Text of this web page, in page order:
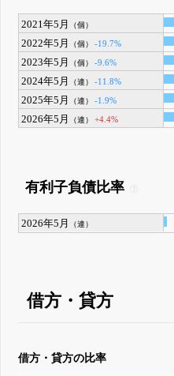
2021年5月 （個）
2022年5月
（個） -19.7%
2023年5月
（個） -9.6%
2024年5月
（連） -11.8%
2025年5月
（連） -1.9%
2026年5月
（連） +4.4%
有利子負債比率
2026年5月 （連）
借方・貸方
借方・貸方の比率